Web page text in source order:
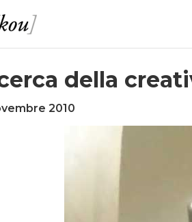
della
2010